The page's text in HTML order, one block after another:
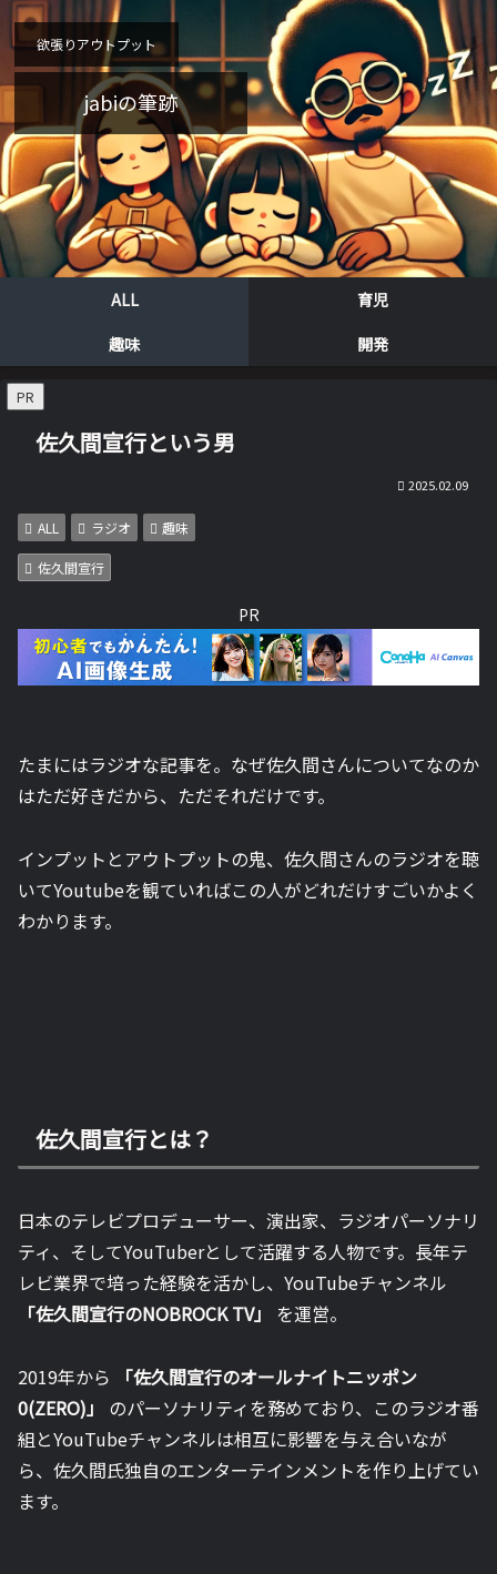
欲張りアウトプット
jabiの筆跡
ALL
育児
趣味
開発
PR
佐久間宣行という男
2025.02.09
ALL ラジオ 趣味
佐久間宣行
PR
たまにはラジオな記事を。なぜ佐久間さんについてなのか
はただ好きだから、ただそれだけです。
インプットとアウトプットの鬼、佐久間さんのラジオを聴
いてYoutubeを観ていればこの人がどれだけすごいかよく
わかります。
佐久間宣行とは？
日本のテレビプロデューサー、演出家、ラジオパーソナリ
ティ、そしてYouTuberとして活躍する人物です。長年テ
レビ業界で培った経験を活かし、YouTubeチャンネル
「佐久間宣行のNOBROCK TV」
を運営。
2019年から
「佐久間宣行のオールナイトニッポン
0(ZERO)」
のパーソナリティを務めており、このラジオ番
組とYouTubeチャンネルは相互に影響を与え合いなが
ら、佐久間氏独自のエンターテインメントを作り上げてい
ます。